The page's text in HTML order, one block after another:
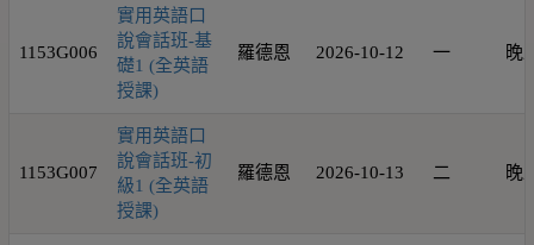
1153G006
實用英語口
說會話班-基
礎1 (全英語
授課)
羅德恩 2026-10-12 一 晚
1153G007
實用英語口
說會話班-初
級1 (全英語
授課)
羅德恩 2026-10-13 二 晚